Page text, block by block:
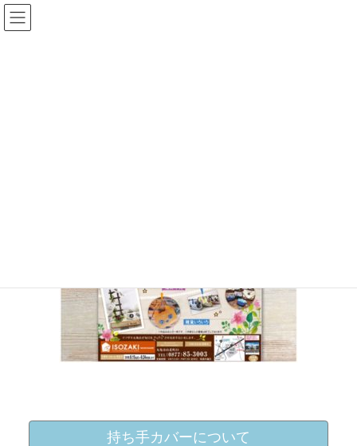
コ
ン
ナ
ビ
持ち手カバーについて